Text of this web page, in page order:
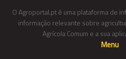
O Agroportal.pt é uma plataforma de
informação relevante sobre
Agrícola Comum e a sua
Menu